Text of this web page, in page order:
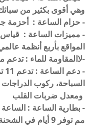
وهي أقوى بكثير من سبائك
- حزام الساعة : أحزمة
- مميزات الساعة : قياس
المواقع بأربع أنظمة
-لاالمقاومة للماء : تدعم
- دعم الساعة :
السباحة، ركوب
ومعدل ضربات القلب
- بطارية الساعة :
مم توفر 9 أيام في الشحنة الواحدة